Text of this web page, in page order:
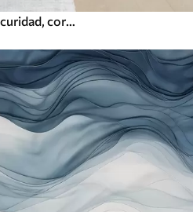
madera, textura, grietas, oscuridad, corteza, superficie